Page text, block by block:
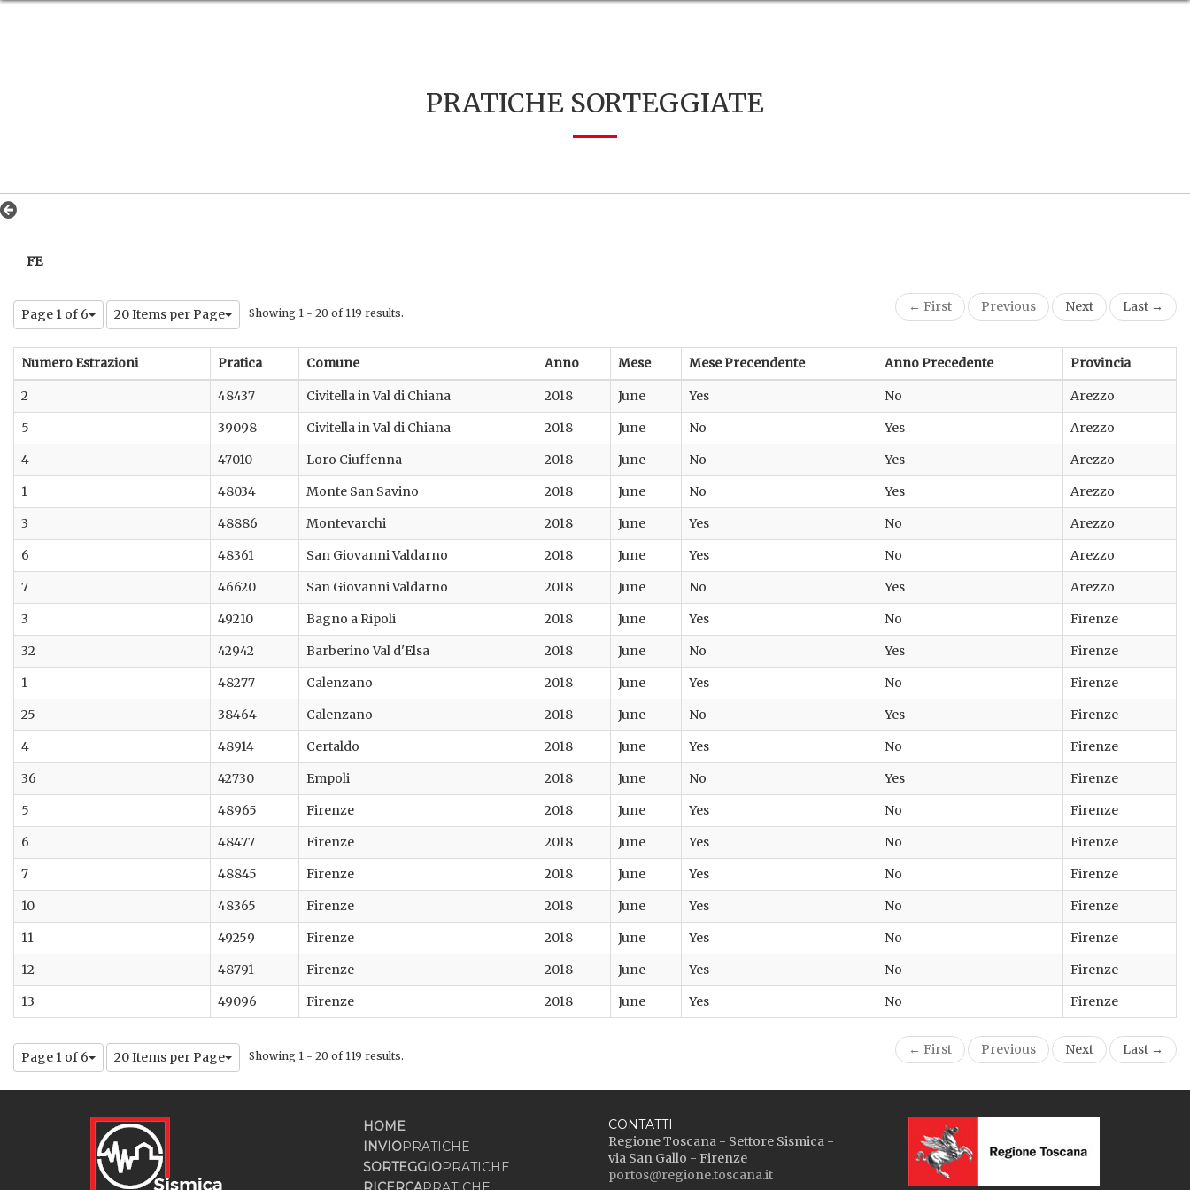
PRATICHE SORTEGGIATE
FE
Page 1 of 6 20 Items per Page Showing 1 - 20 of 119 results. ← First Previous Next Last →
Numero Estrazioni Pratica Comune Anno Mese Mese Precendente Anno Precedente Provincia
2 48437 Civitella in Val di Chiana 2018 June Yes No
Arezzo
5
39098 Civitella in Val di Chiana 2018 June No Yes
Arezzo
4
47010 Loro Ciuffenna 2018 June No Yes
Arezzo
1
48034 Monte San Savino 2018 June No Yes
Arezzo
3
48886 Montevarchi 2018 June Yes No
Arezzo
6
48361 San Giovanni Valdarno 2018 June Yes No
Arezzo
7
46620 San Giovanni Valdarno 2018 June No Yes
Arezzo
3
49210 Bagno a Ripoli 2018 June Yes No
Firenze
32
42942 Barberino Val d'Elsa 2018 June No Yes
Firenze
1
48277 Calenzano 2018 June Yes No
Firenze
25
38464 Calenzano 2018 June No Yes
Firenze
4
48914 Certaldo 2018 June Yes No
Firenze
36
42730 Empoli 2018 June No Yes
Firenze
5
48965 Firenze 2018 June Yes No
Firenze
6
48477 Firenze 2018 June Yes No
Firenze
7
48845 Firenze 2018 June Yes No
Firenze
10
48365 Firenze 2018 June Yes No
Firenze
11
49259 Firenze 2018 June Yes No
Firenze
12
48791 Firenze 2018 June Yes No
Firenze
13
49096 Firenze 2018 June Yes No Firenze
Page 1 of 6 20 Items per Page Showing 1 - 20 of 119 results. ← First Previous Next Last →
HOME
INVIOPRATICHE
SORTEGGIOPRATICHE
CONTATTI
Regione Toscana - Settore Sismica -
via San Gallo - Firenze
portos@regione.toscana.it